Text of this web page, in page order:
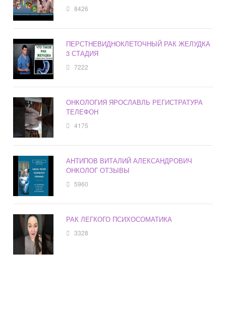
8426
ПЕРСТНЕВИДНОКЛЕТОЧНЫЙ РАК ЖЕЛУДКА
3 СТАДИЯ
7222
ОНКОЛОГИЯ ЯРОСЛАВЛЬ РЕГИСТРАТУРА
ТЕЛЕФОН
4175
АНТИПОВ ВИТАЛИЙ АЛЕКСАНДРОВИЧ
ОНКОЛОГ ОТЗЫВЫ
5960
РАК ЛЕГКОГО ПСИХОСОМАТИКА
3328